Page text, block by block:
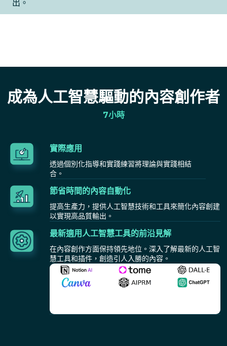
出。
成為人工智慧驅動的內容創作者
7小時
實際應用
透過個別化指導和實踐練習將理論與實踐相結
合。
節省時間的內容自動化
提高生產力，提供人工智慧技術和工具來簡化內容創建
以實現高品質輸出。
最新適用人工智慧工具的前沿見解
在內容創作方面保持領先地位。深入了解最新的人工智
慧工具和插件，創造引人入勝的內容。